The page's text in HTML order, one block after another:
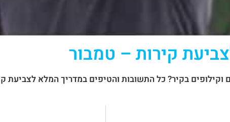
קירות – טמבור
בקיר? כל התשובות והטיפים במדריך המלא לצביעת